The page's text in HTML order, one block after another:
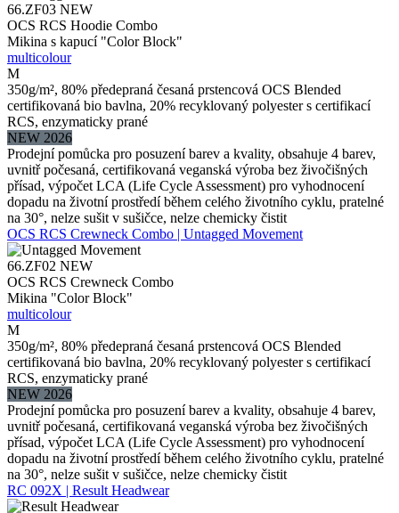
66.ZF03 NEW
OCS RCS Hoodie Combo
Mikina s kapucí "Color Block"
multicolour
M
350g/m², 80% předepraná česaná prstencová OCS Blended
certifikovaná bio bavlna, 20% recyklovaný polyester s certifikací
RCS, enzymaticky prané
NEW 2026
Prodejní pomůcka pro posuzení barev a kvality, obsahuje 4 barev,
uvnitř počesaná, certifikovaná veganská výroba bez živočišných
přísad, výpočet LCA (Life Cycle Assessment) pro vyhodnocení
dopadu na životní prostředí během celého životního cyklu, pratelné
na 30°, nelze sušit v sušičce, nelze chemicky čistit
OCS RCS Crewneck Combo | Untagged Movement
66.ZF02 NEW
OCS RCS Crewneck Combo
Mikina "Color Block"
multicolour
M
350g/m², 80% předepraná česaná prstencová OCS Blended
certifikovaná bio bavlna, 20% recyklovaný polyester s certifikací
RCS, enzymaticky prané
NEW 2026
Prodejní pomůcka pro posuzení barev a kvality, obsahuje 4 barev,
uvnitř počesaná, certifikovaná veganská výroba bez živočišných
přísad, výpočet LCA (Life Cycle Assessment) pro vyhodnocení
dopadu na životní prostředí během celého životního cyklu, pratelné
na 30°, nelze sušit v sušičce, nelze chemicky čistit
RC 092X | Result Headwear